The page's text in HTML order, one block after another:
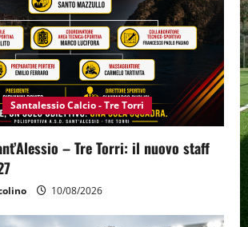
Santalessio Calcio - Tre Torri
– Tre Torri: il nuovo staff
10/08/2026